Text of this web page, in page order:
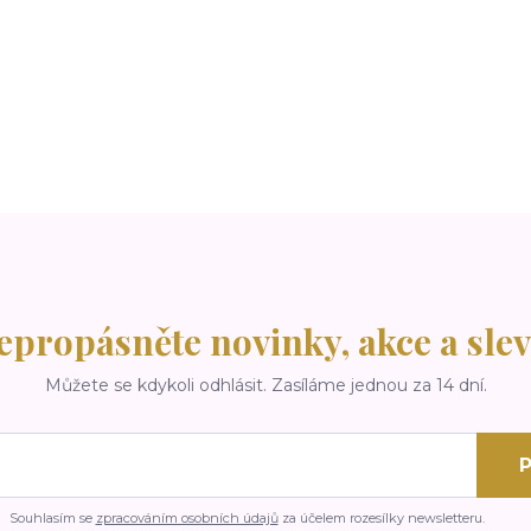
novinky, akce a
Můžete se kdykoli odhlásit. Zasíláme jednou za 14 dní.
Souhlasím se zpracováním osobních údajůza účelem rozesílky newsletteru.